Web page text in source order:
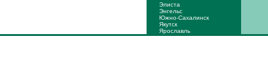
Элиста
Энгельс
Южно-Сахалинск
Якутск
Ярослaвль